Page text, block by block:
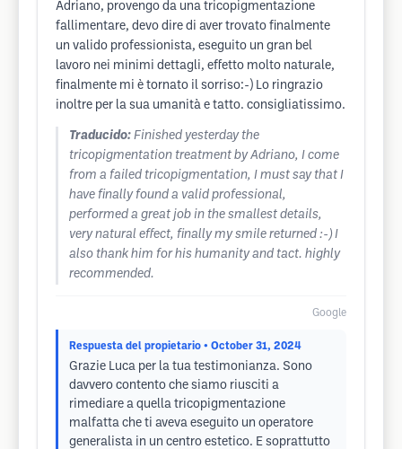
Adriano, provengo da una tricopigmentazione
fallimentare, devo dire di aver trovato finalmente
un valido professionista, eseguito un gran bel
lavoro nei minimi dettagli, effetto molto naturale,
finalmente mi è tornato il sorriso:-) Lo ringrazio
inoltre per la sua umanità e tatto. consigliatissimo.
Traducido: Finished yesterday the
tricopigmentation treatment by Adriano, I come
from a failed tricopigmentation, I must say that I
have finally found a valid professional,
performed a great job in the smallest details,
very natural effect, finally my smile returned :-) I
also thank him for his humanity and tact. highly
recommended.
Google
Respuesta del propietario • October 31, 2024
Grazie Luca per la tua testimonianza. Sono
davvero contento che siamo riusciti a
rimediare a quella tricopigmentazione
malfatta che ti aveva eseguito un operatore
generalista in un centro estetico. E soprattutto